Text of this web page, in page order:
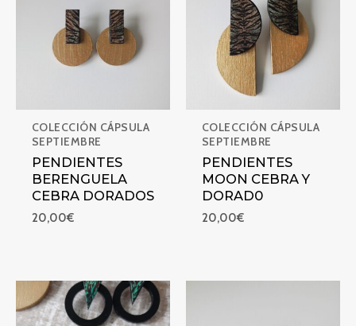
COLECCIÓN CÁPSULA
SEPTIEMBRE
PENDIENTES
BERENGUELA
CEBRA DORADOS
20,00€
COLECCIÓN CÁPSULA
SEPTIEMBRE
PENDIENTES
MOON CEBRA Y
DORAD0
20,00€
PENDIENTES CEBRA ROJO Y NEGRO